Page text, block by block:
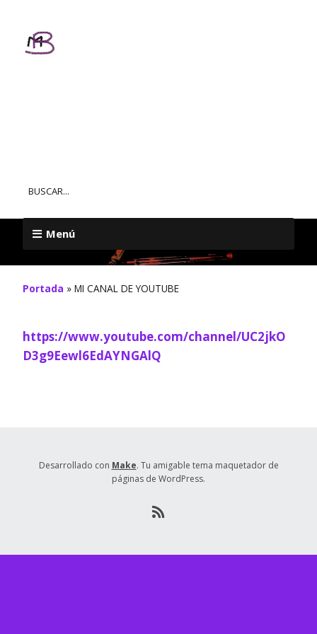
Menú
Portada » MI CANAL DE YOUTUBE
https://www.youtube.com/channel/UC2jkO
D3g9Eewl6EdAYNGAlQ
Desarrollado con Make. Tu amigable tema maquetador de
páginas de WordPress.